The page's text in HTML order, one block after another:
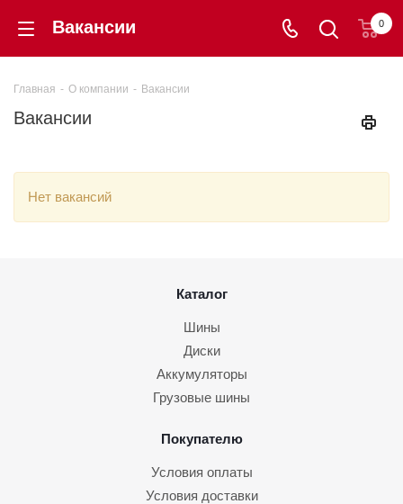
Вакансии 0
Главная - О компании - Вакансии
Вакансии
Нет вакансий
Каталог
Шины
Диски
Аккумуляторы
Грузовые шины
Покупателю
Условия оплаты
Условия доставки